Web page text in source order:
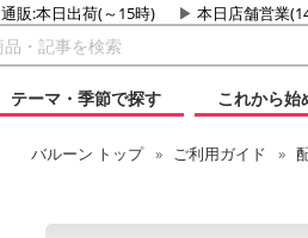
通販:本日出荷(～15時) 本日店舗営業
テーマ・季節で探す
これから始
バルーン トップ ご利用ガイド